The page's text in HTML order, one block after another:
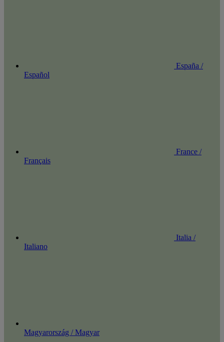
España /
Español
France /
Français
Italia /
Italiano
Magyarország / Magyar